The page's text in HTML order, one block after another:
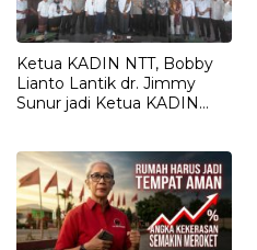
Ketua KADIN NTT, Bobby
Lianto Lantik dr. Jimmy
Sunur jadi Ketua KADIN